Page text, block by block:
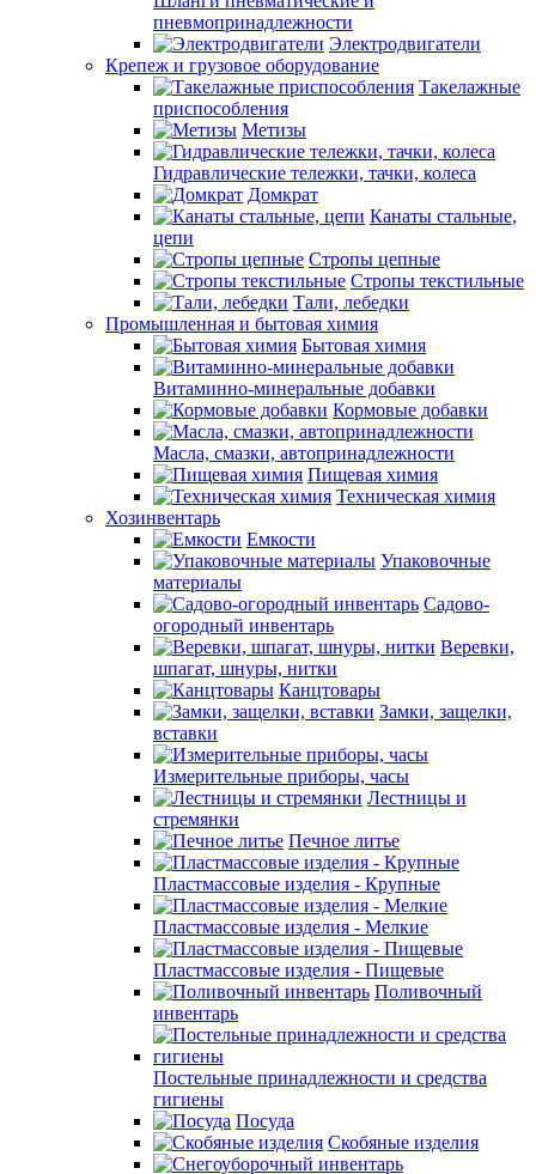
пневмопринадлежности
Электродвигатели
Крепеж и грузовое оборудование
Такелажные
приспособления
Метизы
Гидравлические тележки, тачки, колеса
Домкрат
Канаты стальные,
цепи
Стропы цепные
Стропы текстильные
Тали, лебедки
Промышленная и бытовая химия
Бытовая химия
Витаминно-минеральные добавки
Кормовые добавки
Масла, смазки, автопринадлежности
Пищевая химия
Техническая химия
Хозинвентарь
Емкости
Упаковочные
материалы
Садово-
огородный инвентарь
Веревки,
шпагат, шнуры, нитки
Канцтовары
Замки, защелки,
вставки
Измерительные приборы, часы
Лестницы и
стремянки
Печное литье
Пластмассовые изделия - Крупные
Пластмассовые изделия - Мелкие
Пластмассовые изделия - Пищевые
Поливочный
инвентарь
Постельные принадлежности и средства
гигиены
Посуда
Скобяные изделия